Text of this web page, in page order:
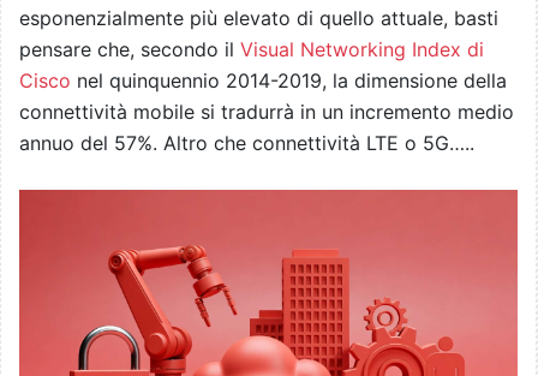
esponenzialmente più elevato di quello attuale, basti
pensare che, secondo il Visual Networking Index di
Cisco nel quinquennio 2014-2019, la dimensione della
connettività mobile si tradurrà in un incremento medio
annuo del 57%. Altro che connettività LTE o 5G…..